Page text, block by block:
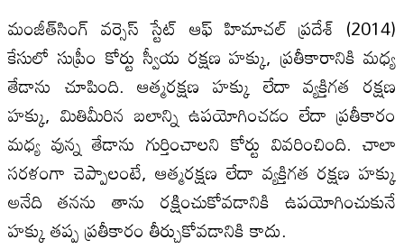
మంజీత్‌సింగ్ వర్సెస్ స్టేట్ ఆఫ్ హిమాచల్ ప్రదేశ్ (2014)
కేసులో సుప్రీం కోర్టు స్వీయ రక్షణ హక్కు, ప్రతీకారానికి మధ్య
తేడాను చూపింది. ఆత్మరక్షణ హక్కు లేదా వ్యక్తిగత రక్షణ
హక్కు, మితిమీరిన బలాన్ని ఉపయోగించడం లేదా ప్రతీకారం
మధ్య వున్న తేడాను గుర్తించాలని కోర్టు వివరించింది. చాలా
సరళంగా చెప్పాలంటే, ఆత్మరక్షణ లేదా వ్యక్తిగత రక్షణ హక్కు
అనేది తనను తాను రక్షించుకోవడానికి ఉపయోగించుకునే
హక్కు తప్ప ప్రతీకారం తీర్చుకోవడానికి కాదు.